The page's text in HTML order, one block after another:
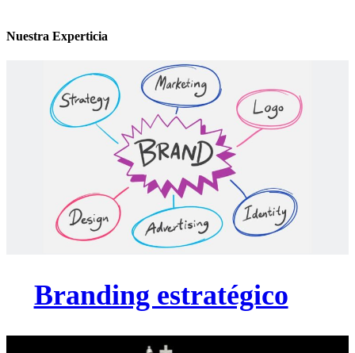
Nuestra Experticia
Branding estratégico